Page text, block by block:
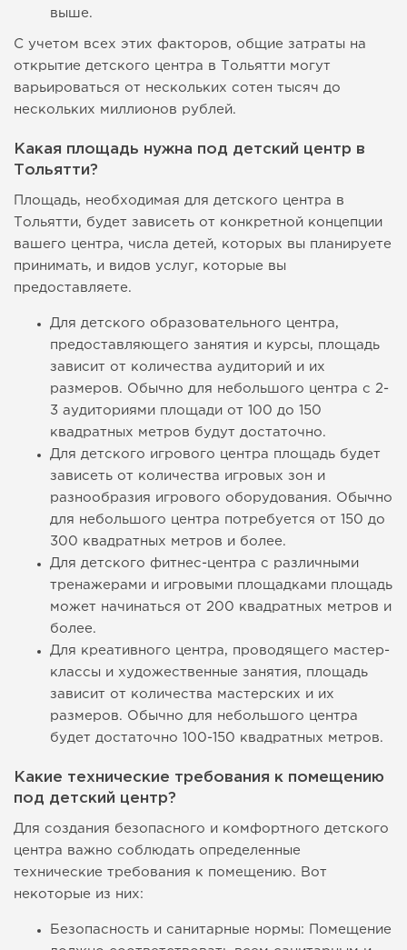
выше.
С учетом всех этих факторов, общие затраты на
открытие детского центра в Тольятти могут
варьироваться от нескольких сотен тысяч до
нескольких миллионов рублей.
Какая площадь нужна под детский центр в
Тольятти?
Площадь, необходимая для детского центра в
Тольятти, будет зависеть от конкретной концепции
вашего центра, числа детей, которых вы планируете
принимать, и видов услуг, которые вы
предоставляете.
Для детского образовательного центра,
предоставляющего занятия и курсы, площадь
зависит от количества аудиторий и их
размеров. Обычно для небольшого центра с 2-
3 аудиториями площади от 100 до 150
квадратных метров будут достаточно.
Для детского игрового центра площадь будет
зависеть от количества игровых зон и
разнообразия игрового оборудования. Обычно
для небольшого центра потребуется от 150 до
300 квадратных метров и более.
Для детского фитнес-центра с различными
тренажерами и игровыми площадками площадь
может начинаться от 200 квадратных метров и
более.
Для креативного центра, проводящего мастер-
классы и художественные занятия, площадь
зависит от количества мастерских и их
размеров. Обычно для небольшого центра
будет достаточно 100-150 квадратных метров.
Какие технические требования к помещению
под детский центр?
Для создания безопасного и комфортного детского
центра важно соблюдать определенные
технические требования к помещению. Вот
некоторые из них:
Безопасность и санитарные нормы: Помещение